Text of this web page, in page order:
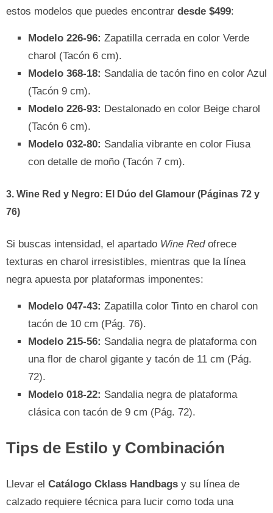
estos modelos que puedes encontrar desde $499:
Modelo 226-96: Zapatilla cerrada en color Verde
charol (Tacón 6 cm).
Modelo 368-18: Sandalia de tacón fino en color Azul
(Tacón 9 cm).
Modelo 226-93: Destalonado en color Beige charol
(Tacón 6 cm).
Modelo 032-80: Sandalia vibrante en color Fiusa
con detalle de moño (Tacón 7 cm).
3. Wine Red y Negro: El Dúo del Glamour (Páginas 72 y
76)
Si buscas intensidad, el apartado Wine Redofrece
texturas en charol irresistibles, mientras que la línea
negra apuesta por plataformas imponentes:
Modelo 047-43: Zapatilla color Tinto en charol con
tacón de 10 cm (Pág. 76).
Modelo 215-56: Sandalia negra de plataforma con
una flor de charol gigante y tacón de 11 cm (Pág.
72).
Modelo 018-22: Sandalia negra de plataforma
clásica con tacón de 9 cm (Pág. 72).
Tips de Estilo y Combinación
Llevar el Catálogo Cklass Handbags y su línea de
calzado requiere técnica para lucir como toda una